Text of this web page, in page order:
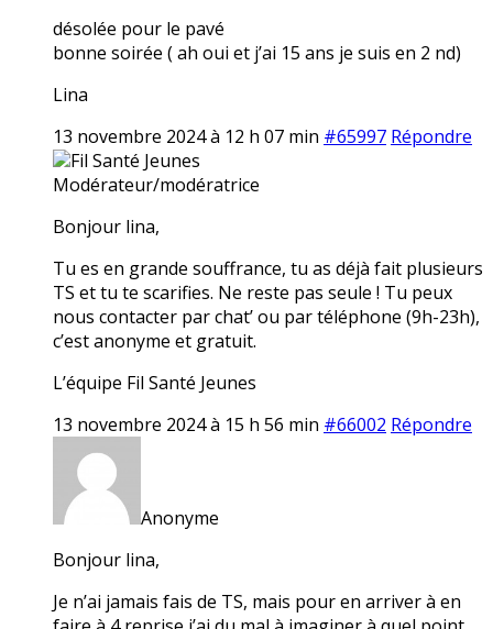
désolée pour le pavé
bonne soirée ( ah oui et j’ai 15 ans je suis en 2 nd)
Lina
13 novembre 2024 à 12 h 07 min #65997 Répondre
Fil Santé Jeunes
Modérateur/modératrice
Bonjour lina,
Tu es en grande souffrance, tu as déjà fait plusieurs
TS et tu te scarifies. Ne reste pas seule ! Tu peux
nous contacter par chat’ ou par téléphone (9h-23h),
c’est anonyme et gratuit.
L’équipe Fil Santé Jeunes
13 novembre 2024 à 15 h 56 min #66002 Répondre
Anonyme
Bonjour lina,
Je n’ai jamais fais de TS, mais pour en arriver à en